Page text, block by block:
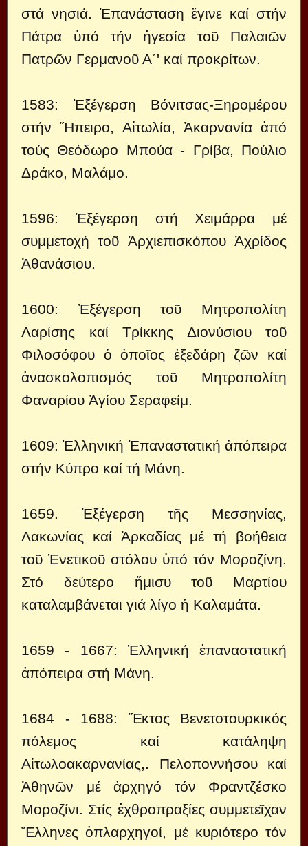
στά νησιά. Ἐπανάσταση ἔγινε καί στήν
Πάτρα ὑπό τήν ἡγεσία τοῦ Παλαιῶν
Πατρῶν Γερμανοῦ Α΄' καί προκρίτων.
1583: Ἐξέγερση Βόνιτσας-Ξηρομέρου
στήν Ἤπειρο, Αἰτωλία, Ἀκαρνανία ἀπό
τούς Θεόδωρο Μπούα - Γρίβα, Πούλιο
Δράκο, Μαλάμο.
1596: Ἐξέγερση στή Χειμάρρα μέ
συμμετοχή τοῦ Ἀρχιεπισκόπου Ἀχρίδος
Ἀθανάσιου.
1600: Ἐξέγερση τοῦ Μητροπολίτη
Λαρίσης καί Τρίκκης Διονύσιου τοῦ
Φιλοσόφου ὁ ὁποῖος ἐξεδάρη ζῶν καί
ἀνασκολοπισμός τοῦ Μητροπολίτη
Φαναρίου Ἁγίου Σεραφείμ.
1609: Ἑλληνική Ἐπαναστατική ἀπόπειρα
στήν Κύπρο καί τή Μάνη.
1659. Ἐξέγερση τῆς Μεσσηνίας,
Λακωνίας καί Ἀρκαδίας μέ τή βοήθεια
τοῦ Ἑνετικοῦ στόλου ὑπό τόν Μοροζίνη.
Στό δεύτερο ἥμισυ τοῦ Μαρτίου
καταλαμβάνεται γιά λίγο ἡ Καλαμάτα.
1659 - 1667: Ἑλληνική ἐπαναστατική
ἀπόπειρα στή Μάνη.
1684 - 1688: Ἕκτος Βενετοτουρκικός
πόλεμος καί κατάληψη
Αἰτωλοακαρνανίας,. Πελοποννήσου καί
Ἀθηνῶν μέ ἀρχηγό τόν Φραντζέσκο
Μοροζίνι. Στίς ἐχθροπραξίες συμμετεῖχαν
Ἕλληνες ὁπλαρχηγοί, μέ κυριότερο τόν